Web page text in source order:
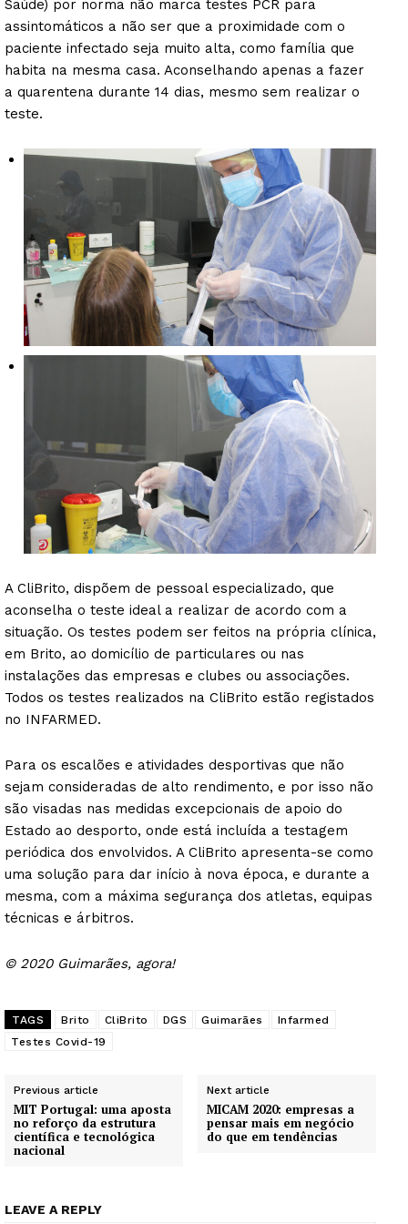
Saúde) por norma não marca testes PCR para
assintomáticos a não ser que a proximidade com o
paciente infectado seja muito alta, como família que
habita na mesma casa. Aconselhando apenas a fazer
a quarentena durante 14 dias, mesmo sem realizar o
teste.
A CliBrito, dispõem de pessoal especializado, que
aconselha o teste ideal a realizar de acordo com a
situação. Os testes podem ser feitos na própria clínica,
em Brito, ao domicílio de particulares ou nas
instalações das empresas e clubes ou associações.
Todos os testes realizados na CliBrito estão registados
no INFARMED.
Para os escalões e atividades desportivas que não
sejam consideradas de alto rendimento, e por isso não
são visadas nas medidas excepcionais de apoio do
Estado ao desporto, onde está incluída a testagem
periódica dos envolvidos. A CliBrito apresenta-se como
uma solução para dar início à nova época, e durante a
mesma, com a máxima segurança dos atletas, equipas
técnicas e árbitros.
© 2020 Guimarães, agora!
TAGS Brito CliBrito DGS Guimarães
Infarmed
Testes Covid-19
Previous article
MIT Portugal: uma aposta
no reforço da estrutura
científica e tecnológica
nacional
Next article
MICAM 2020: empresas a
pensar mais em negócio
do que em tendências
LEAVE A REPLY